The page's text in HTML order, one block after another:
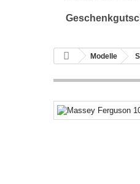
Modelle